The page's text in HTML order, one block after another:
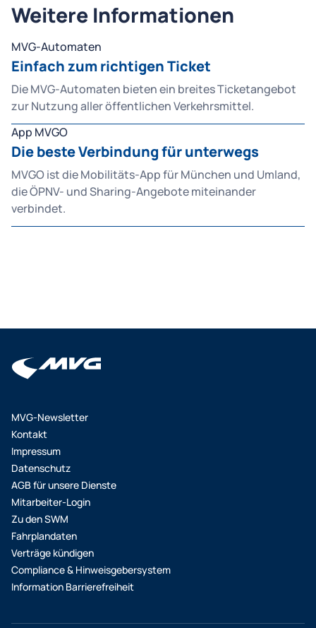
Weitere Informationen
MVG-Automaten
Einfach zum richtigen Ticket
Die MVG-Automaten bieten ein breites Ticketangebot
zur Nutzung aller öffentlichen Verkehrsmittel.
App MVGO
Die beste Verbindung für unterwegs
MVGO ist die Mobilitäts-App für München und Umland,
die ÖPNV- und Sharing-Angebote miteinander
verbindet.
MVG-Newsletter
Kontakt
Impressum
Datenschutz
AGB für unsere Dienste
Mitarbeiter-Login
Zu den SWM
Fahrplandaten
Verträge kündigen
Compliance & Hinweisgebersystem
Information Barrierefreiheit